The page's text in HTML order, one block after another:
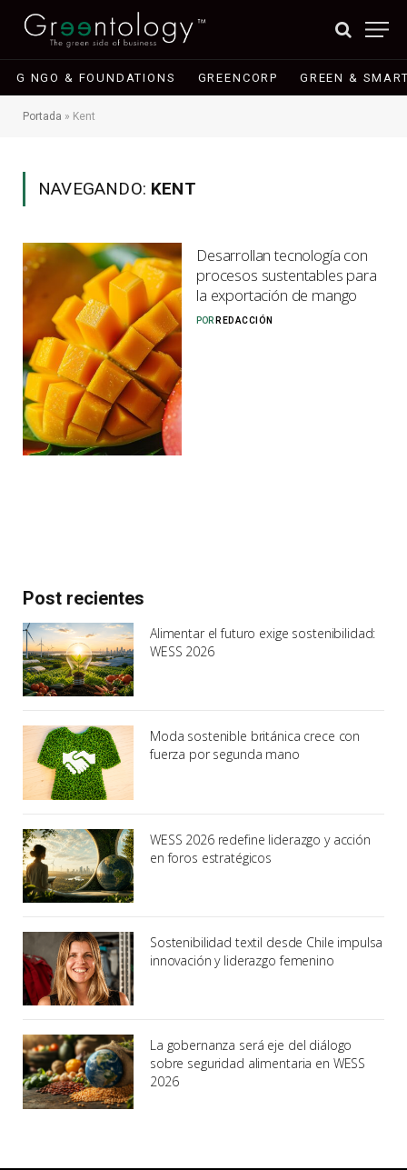
G NGO & FOUNDATIONS GREENCORP GREEN &
Portada » Kent
NAVEGANDO: KENT
Desarrollan tecnología con
procesos sustentables para
la exportación de mango
POR REDACCIÓN
Post recientes
Alimentar el futuro exige sostenibilidad:
WESS 2026
Moda sostenible británica crece con
fuerza por segunda mano
WESS 2026 redefine liderazgo y acción
en foros estratégicos
Sostenibilidad textil desde Chile impulsa
innovación y liderazgo femenino
La gobernanza será eje del diálogo
sobre seguridad alimentaria en WESS
2026